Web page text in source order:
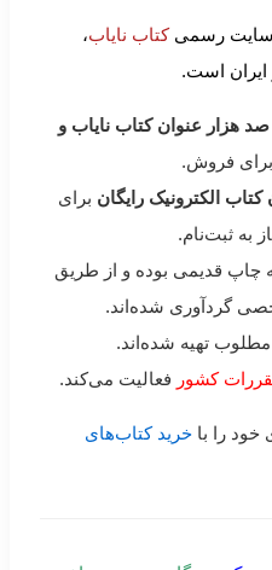
سایت رسمیکتاب نایاب،
ایران است.
صد هزار عنوان کتاب نایاب و
فروش.
الکترونیک رایگان برای
به ثبت‌نام.
چاپ قدیمی بوده و از طریق
گردآوری شده‌اند.
تهیه شده‌اند.
کشور فعالیت می‌کند.
خود را با خرید کتاب‌های